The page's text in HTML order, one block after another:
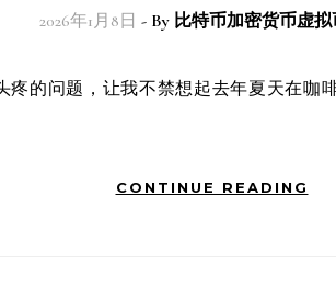
2026年1月8日 - By 比特币加密货币虚拟
CONTINUE READING